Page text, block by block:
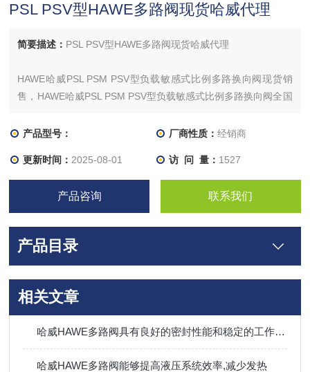
PSL PSV型HAWE多路阀现货哈威代理
简要描述： PSL PSV型HAWE多路阀现货哈威代理
HAWE哈威PSL PSM PSV型负载敏感式比例多路换向阀现货销
售，HAWE哈威PSL PSM PSV型负载敏感式比例多路换向阀全国
期短，HAWE哈威PSL PSM PSV型负载敏感式比例多路换向阀原
HAWE哈威PSL和PSV型比例多路阀用于控制液压执行元件的运
动方向的运
产品型号： 厂商性质： 经销商
更新时间： 2025-08-01 访 问 量： 1527
产品咨询 联系我们
产品目录
相关文章
哈威HAWE多路阀具有良好的密封性能和稳定的工作性能
哈威HAWE多路阀能够提高液压系统效率,减少发热